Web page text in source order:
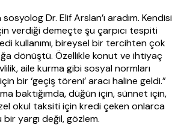
Dr. Elif Arslan’ı aradım. Kendisi
verdiği demeçte şu çarpıcı tespiti
kullanımı, bireysel bir tercihten çok
dönüştü. Özellikle konut ve ihtiyaç
aile kurma gibi sosyal normları
bir ‘geçiş töreni’ aracı haline geldi.”
baktığımda, düğün için, sünnet için,
okul taksiti için kredi çeken onlarca
yargı değil, gözlem.